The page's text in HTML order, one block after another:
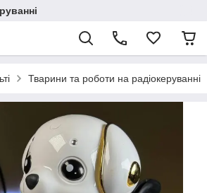
Тварини та роботи на радіокеруванні